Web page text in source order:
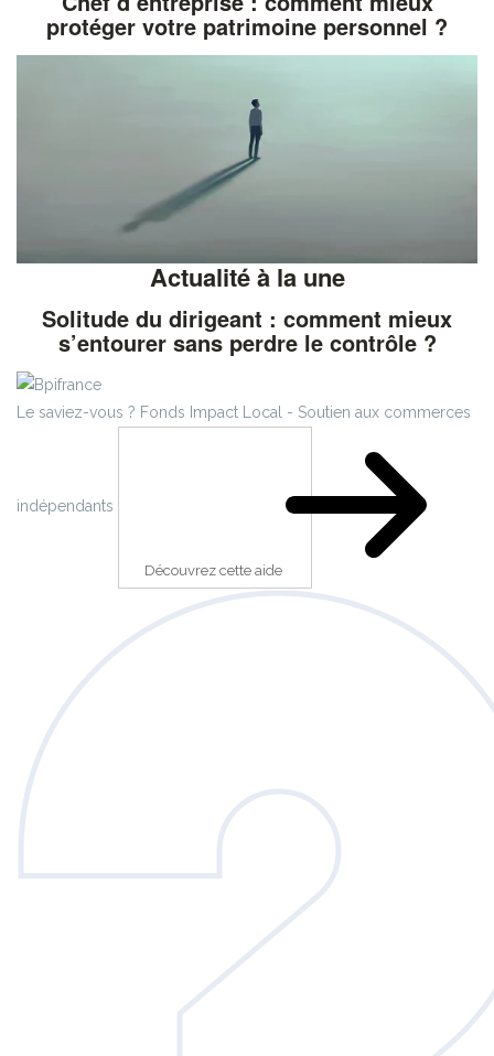
protéger votre patrimoine personnel ?
Actualité à la une
Solitude du dirigeant : comment mieux
s’entourer sans perdre le contrôle ?
Le saviez-vous ? Fonds Impact Local - Soutien aux commerces
indépendants
Découvrez cette aide